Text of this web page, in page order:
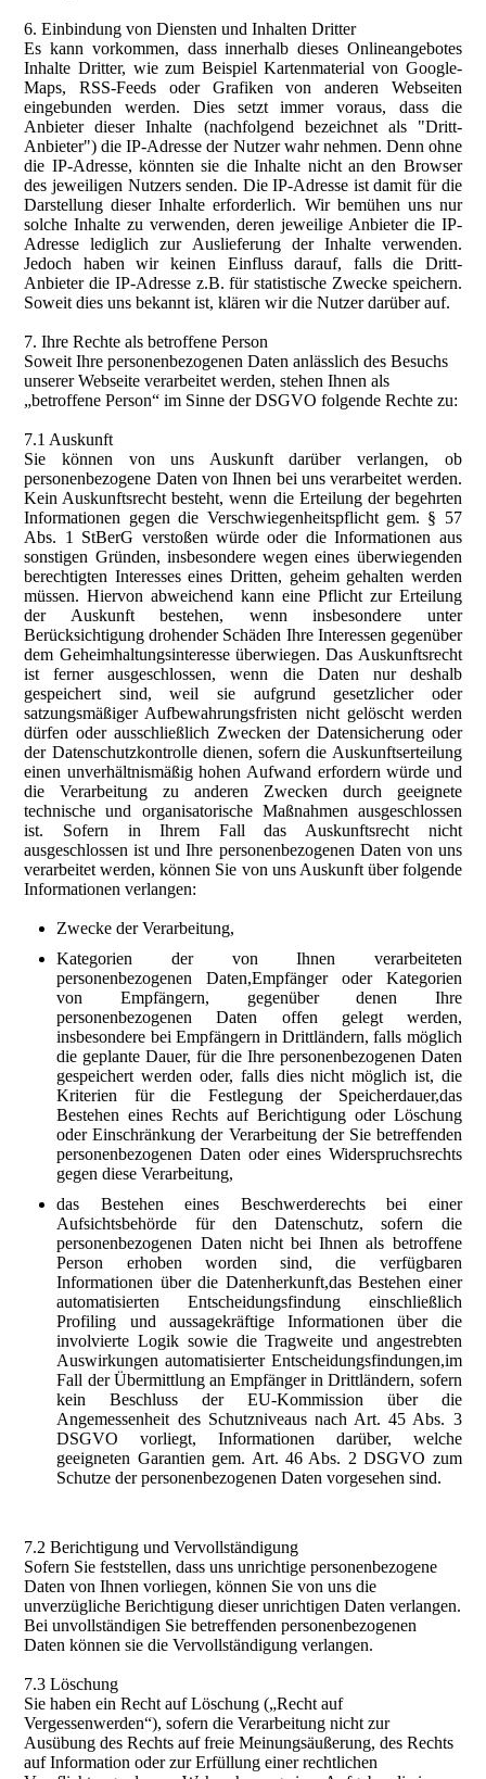
6. Einbindung von Diensten und Inhalten Dritter
Es kann vorkommen, dass innerhalb dieses Onlineangebotes
Inhalte Dritter, wie zum Beispiel Kartenmaterial von Google-
Maps, RSS-Feeds oder Grafiken von anderen Webseiten
eingebunden werden. Dies setzt immer voraus, dass die
Anbieter dieser Inhalte (nachfolgend bezeichnet als "Dritt-
Anbieter") die IP-Adresse der Nutzer wahr nehmen. Denn ohne
die IP-Adresse, könnten sie die Inhalte nicht an den Browser
des jeweiligen Nutzers senden. Die IP-Adresse ist damit für die
Darstellung dieser Inhalte erforderlich. Wir bemühen uns nur
solche Inhalte zu verwenden, deren jeweilige Anbieter die IP-
Adresse lediglich zur Auslieferung der Inhalte verwenden.
Jedoch haben wir keinen Einfluss darauf, falls die Dritt-
Anbieter die IP-Adresse z.B. für statistische Zwecke speichern.
Soweit dies uns bekannt ist, klären wir die Nutzer darüber auf.
7. Ihre Rechte als betroffene Person
Soweit Ihre personenbezogenen Daten anlässlich des Besuchs
unserer Webseite verarbeitet werden, stehen Ihnen als
„betroffene Person“ im Sinne der DSGVO folgende Rechte zu:
7.1 Auskunft
Sie können von uns Auskunft darüber verlangen, ob
personenbezogene Daten von Ihnen bei uns verarbeitet werden.
Kein Auskunftsrecht besteht, wenn die Erteilung der begehrten
Informationen gegen die Verschwiegenheitspflicht gem. § 57
Abs. 1 StBerG verstoßen würde oder die Informationen aus
sonstigen Gründen, insbesondere wegen eines überwiegenden
berechtigten Interesses eines Dritten, geheim gehalten werden
müssen. Hiervon abweichend kann eine Pflicht zur Erteilung
der Auskunft bestehen, wenn insbesondere unter
Berücksichtigung drohender Schäden Ihre Interessen gegenüber
dem Geheimhaltungsinteresse überwiegen. Das Auskunftsrecht
ist ferner ausgeschlossen, wenn die Daten nur deshalb
gespeichert sind, weil sie aufgrund gesetzlicher oder
satzungsmäßiger Aufbewahrungsfristen nicht gelöscht werden
dürfen oder ausschließlich Zwecken der Datensicherung oder
der Datenschutzkontrolle dienen, sofern die Auskunftserteilung
einen unverhältnismäßig hohen Aufwand erfordern würde und
die Verarbeitung zu anderen Zwecken durch geeignete
technische und organisatorische Maßnahmen ausgeschlossen
ist. Sofern in Ihrem Fall das Auskunftsrecht nicht
ausgeschlossen ist und Ihre personenbezogenen Daten von uns
verarbeitet werden, können Sie von uns Auskunft über folgende
Informationen verlangen:
Zwecke der Verarbeitung,
Kategorien der von Ihnen verarbeiteten
personenbezogenen Daten,Empfänger oder Kategorien
von Empfängern, gegenüber denen Ihre
personenbezogenen Daten offen gelegt werden,
insbesondere bei Empfängern in Drittländern, falls möglich
die geplante Dauer, für die Ihre personenbezogenen Daten
gespeichert werden oder, falls dies nicht möglich ist, die
Kriterien für die Festlegung der Speicherdauer,das
Bestehen eines Rechts auf Berichtigung oder Löschung
oder Einschränkung der Verarbeitung der Sie betreffenden
personenbezogenen Daten oder eines Widerspruchsrechts
gegen diese Verarbeitung,
das Bestehen eines Beschwerderechts bei einer
Aufsichtsbehörde für den Datenschutz, sofern die
personenbezogenen Daten nicht bei Ihnen als betroffene
Person erhoben worden sind, die verfügbaren
Informationen über die Datenherkunft,das Bestehen einer
automatisierten Entscheidungsfindung einschließlich
Profiling und aussagekräftige Informationen über die
involvierte Logik sowie die Tragweite und angestrebten
Auswirkungen automatisierter Entscheidungsfindungen,im
Fall der Übermittlung an Empfänger in Drittländern, sofern
kein Beschluss der EU-Kommission über die
Angemessenheit des Schutzniveaus nach Art. 45 Abs. 3
DSGVO vorliegt, Informationen darüber, welche
geeigneten Garantien gem. Art. 46 Abs. 2 DSGVO zum
Schutze der personenbezogenen Daten vorgesehen sind.
7.2 Berichtigung und Vervollständigung
Sofern Sie feststellen, dass uns unrichtige personenbezogene
Daten von Ihnen vorliegen, können Sie von uns die
unverzügliche Berichtigung dieser unrichtigen Daten verlangen.
Bei unvollständigen Sie betreffenden personenbezogenen
Daten können sie die Vervollständigung verlangen.
7.3 Löschung
Sie haben ein Recht auf Löschung („Recht auf
Vergessenwerden“), sofern die Verarbeitung nicht zur
Ausübung des Rechts auf freie Meinungsäußerung, des Rechts
auf Information oder zur Erfüllung einer rechtlichen